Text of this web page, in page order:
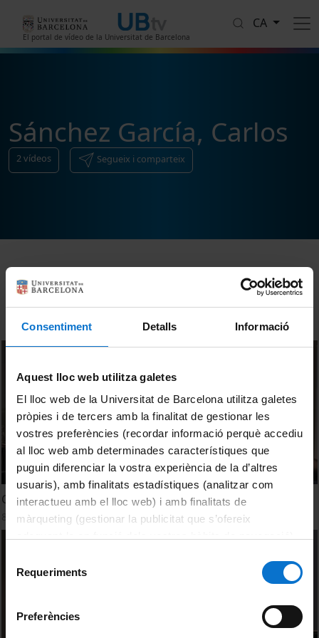
Consentiment Detalls Informació
Aquest lloc web utilitza galetes
El lloc web de la Universitat de Barcelona utilitza galetes
pròpies i de tercers amb la finalitat de gestionar les
vostres preferències (recordar informació perquè accediu
al lloc web amb determinades característiques que
puguin diferenciar la vostra experiència de la d’altres
usuaris), amb finalitats estadístiques (analitzar com
interactueu amb el lloc web) i amb finalitats de
màrqueting (gestionar la publicitat que s’ofereix
consultar laPolítica de galetes del lloc web de la
Requeriments
Preferències
El portal de vídeo de la Universitat de Barcelona
CA
Sánchez García, Carlos
2vídeos Segueix i comparteix
Ordenar
Col·loqui I - Moderadora: Roser Marsal Aguilera
8 juliol, 2019